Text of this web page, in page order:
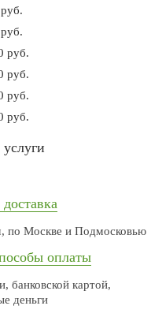
руб.
руб.
руб.
руб.
по Москве и Подмосковью
оплаты
банковской картой,
деньги